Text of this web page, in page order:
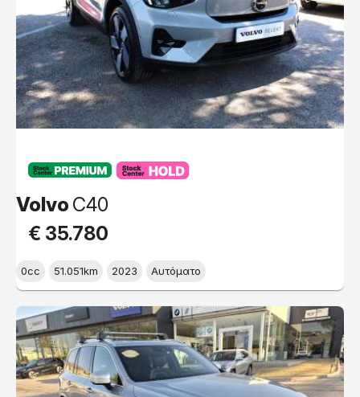
PREMIUM
Volvo C40
€ 35.780
0cc 51.051km 2023 Αυτόματο